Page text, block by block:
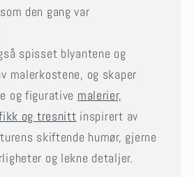
den gang var
spisset blyantene og
malerkostene, og skaper
og figurative malerier,
og tresnitt inspirert av
skiftende humør, gjerne
og lekne detaljer.